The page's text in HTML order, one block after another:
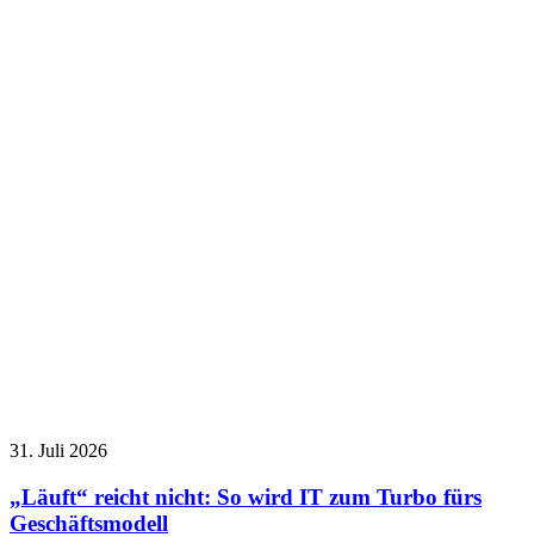
31. Juli 2026
„Läuft“ reicht nicht: So wird IT zum Turbo fürs
Geschäftsmodell